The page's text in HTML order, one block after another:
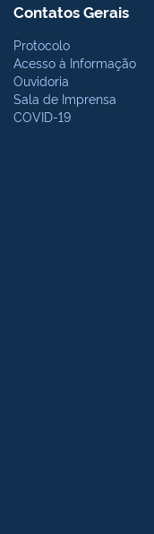
Contatos Gerais
Protocolo
Acesso à Informação
Ouvidoria
Sala de Imprensa
COVID-19